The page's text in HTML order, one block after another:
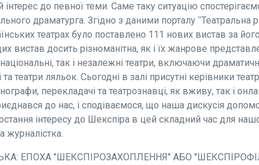
до певної теми. Саме таку ситуацію
драматурга. Згідно з даними порталу ʺТеатральна
театрах було поставлено 111 нових вистав за
вистав досить різноманітна, як і їх жанрове
так і незалежні театри, включаючи
та театри ляльок. Сьогодні в залі присутні керівники
перекладачі та театрознавці, як вживу, так і
до нас, і сподіваємося, що наша дискусія
інтересу до Шекспіра в цей складний час для
журналістка.
ЕПОХА "ШЕКСПІРОЗАХОПЛЕННЯ" АБО